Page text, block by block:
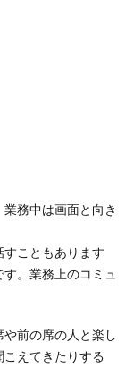
務中は画面と向き
こともあります
。業務上のコミュ
前の席の人と楽し
えてきたりする